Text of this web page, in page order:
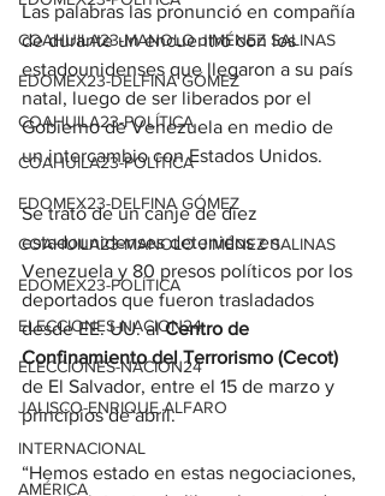
COAHUILA23-MANOLO JIMÉNEZ SALINAS
EDOMEX23-DELFINA GÓMEZ
COAHUILA23-POLÍTICA
COAHUILA23-POLÍTICA
EDOMEX23-DELFINA GÓMEZ
COAHUILA23-MANOLO JIMÉNEZ SALINAS
EDOMEX23-POLÍTICA
ELECCIONES-NACION24
ELECCIONES-NACION24
JALISCO-ENRIQUE ALFARO
INTERNACIONAL
AMÉRICA
Las palabras las pronunció en compañía
de durante un encuentro con los
estadounidenses que llegaron a su país
natal, luego de ser liberados por el
Gobierno de Venezuela en medio de
un intercambio con Estados Unidos.
Se trató de un canje de diez
estadounidenses detenidos en
Venezuela y 80 presos políticos por los
deportados que fueron trasladados
desde EE. UU. al Centro de
Confinamiento del Terrorismo (Cecot)
de El Salvador, entre el 15 de marzo y
principios de abril.
“Hemos estado en estas negociaciones,